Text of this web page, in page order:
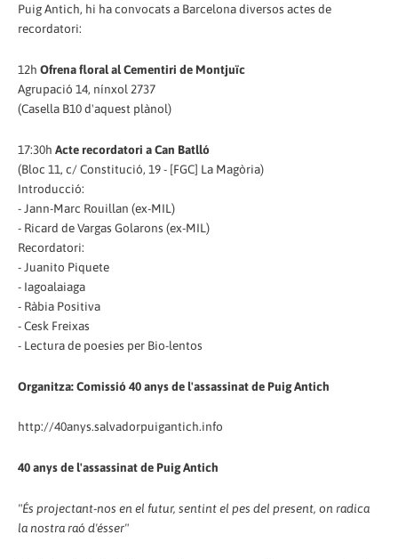
Puig Antich, hi ha convocats a Barcelona diversos actes de
recordatori:
12h Ofrena floral al Cementiri de Montjuïc
Agrupació 14, nínxol 2737
(Casella B10 d'aquest plànol)
17:30h Acte recordatori a Can Batlló
(Bloc 11, c/ Constitució, 19 - [FGC] La Magòria)
Introducció:
- Jann-Marc Rouillan (ex-MIL)
- Ricard de Vargas Golarons (ex-MIL)
Recordatori:
- Juanito Piquete
- Iagoalaiaga
- Ràbia Positiva
- Cesk Freixas
- Lectura de poesies per Bio-lentos
Organitza: Comissió 40 anys de l'assassinat de Puig Antich
http://40anys.salvadorpuigantich.info
40 anys de l'assassinat de Puig Antich
"És projectant-nos en el futur, sentint el pes del present, on radica
la nostra raó d'ésser"